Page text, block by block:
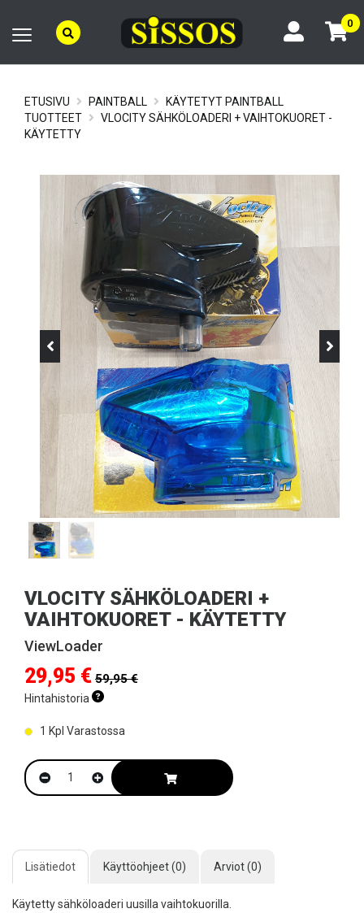
0
ETUSIVU PAINTBALL
KÄYTETYT PAINTBALL
TUOTTEET
VLOCITY SÄHKÖLOADERI + VAIHTOKUORET -
KÄYTETTY
VLOCITY SÄHKÖLOADERI +
VAIHTOKUORET - KÄYTETTY
ViewLoader
29,95 € 59,95 €
Hintahistoria
1 Kpl Varastossa
Lisätiedot Käyttöohjeet (0) Arviot (0)
Käytetty sähköloaderi uusilla vaihtokuorilla.